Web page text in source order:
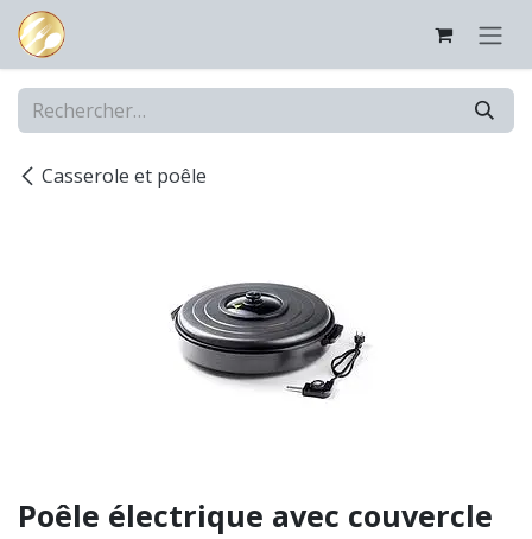
Se rendre au contenu
Casserole et poêle
Poêle électrique avec couvercle